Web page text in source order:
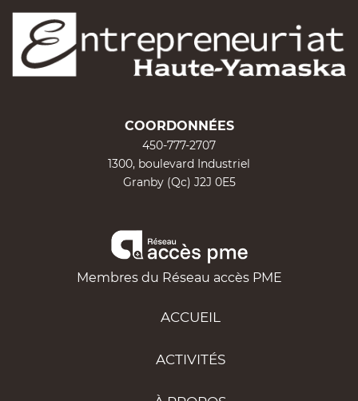
COORDONNÉES
450-777-2707
1300, boulevard Industriel
Granby (Qc) J2J 0E5
Membres du Réseau accès PME
ACCUEIL
ACTIVITÉS